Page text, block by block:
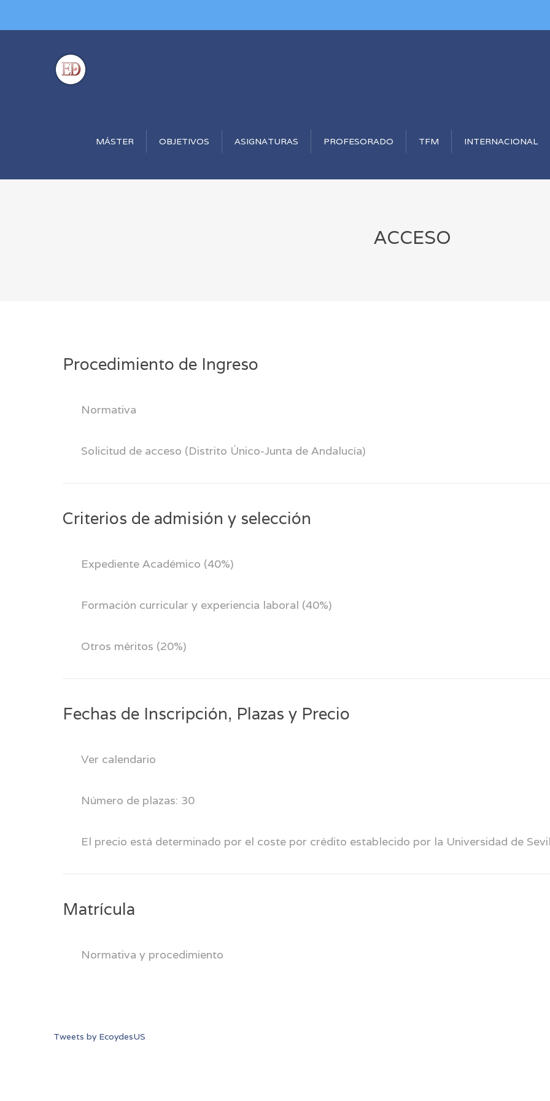
MÁSTER OBJETIVOS ASIGNATURAS PROFESORADO TFM INTERNACIONAL
ACCESO
Procedimiento de Ingreso
Normativa
Solicitud de acceso (Distrito Único-Junta de Andalucía)
Criterios de admisión y selección
Expediente Académico (40%)
Formación curricular y experiencia laboral (40%)
Otros méritos (20%)
Fechas de Inscripción, Plazas y Precio
Ver calendario
Número de plazas: 30
El precio está determinado por el coste por crédito establecido por la Universidad de
Matrícula
Normativa y procedimiento
Tweets by EcoydesUS